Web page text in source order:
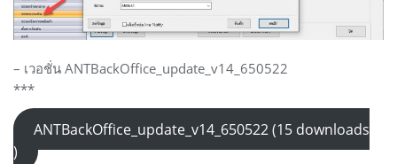
– เวอชั่น ANTBackOffice_update_v14_650522
***
ANTBackOffice_update_v14_650522 (15 downloads
)